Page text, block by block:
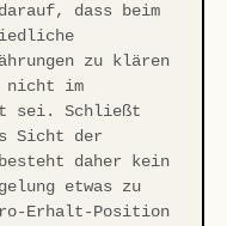
dass beim
zu klären
nicht im
sei. Schließt
Sicht der
besteht daher kein
etwas zu
Erhalt-Position